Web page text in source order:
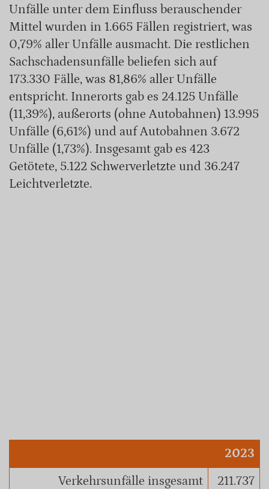
Unfälle unter dem Einfluss berauschender
Mittel wurden in 1.665 Fällen registriert, was
0,79% aller Unfälle ausmacht. Die restlichen
Sachschadensunfälle beliefen sich auf
173.330 Fälle, was 81,86% aller Unfälle
entspricht. Innerorts gab es 24.125 Unfälle
(11,39%), außerorts (ohne Autobahnen) 13.995
Unfälle (6,61%) und auf Autobahnen 3.672
Unfälle (1,73%). Insgesamt gab es 423
Getötete, 5.122 Schwerverletzte und 36.247
Leichtverletzte.
2023
Verkehrsunfälle insgesamt
211.737